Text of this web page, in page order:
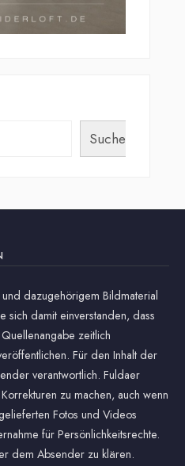
Suchen
dazugehörigem Bildmaterial
sich damit einverstanden, dass
zeitlich
Für den Inhalt der
verantwortlich. Fuldaer
zu machen, auch wenn
Fotos und Videos
für Persönlichkeitsrechte.
dem Absender zu klären.